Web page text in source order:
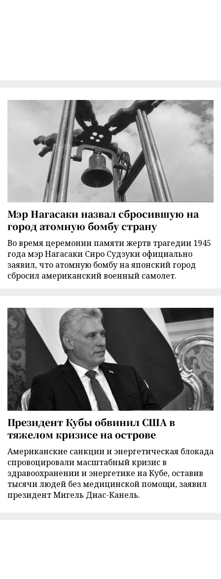
Мэр Нагасаки назвал сбросившую на
город атомную бомбу страну
Во время церемонии памяти жертв трагедии 1945
года мэр Нагасаки Сиро Судзуки официально
заявил, что атомную бомбу на японский город
сбросил американский военный самолет.
Президент Кубы обвинил США в
тяжелом кризисе на острове
Американские санкции и энергетическая блокада
спровоцировали масштабный кризис в
здравоохранении и энергетике на Кубе, оставив
тысячи людей без медицинской помощи, заявил
президент Мигель Диас-Канель.